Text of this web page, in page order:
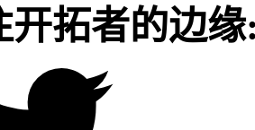
开拓者的边